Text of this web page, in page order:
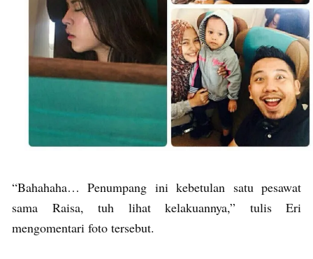
“Bahahaha… Penumpang ini kebetulan satu pesawat
sama Raisa, tuh lihat kelakuannya,” tulis Eri
mengomentari foto tersebut.